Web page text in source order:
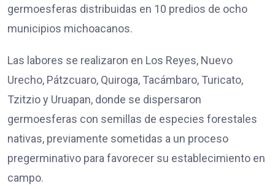
germoesferas distribuidas en 10 predios de ocho
municipios michoacanos.
Las labores se realizaron en Los Reyes, Nuevo
Urecho, Pátzcuaro, Quiroga, Tacámbaro, Turicato,
Tzitzio y Uruapan, donde se dispersaron
germoesferas con semillas de especies forestales
nativas, previamente sometidas a un proceso
pregerminativo para favorecer su establecimiento en
campo.